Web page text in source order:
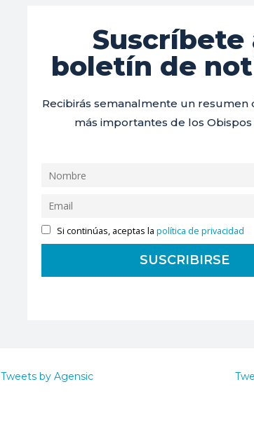
Suscríbete
boletín de
Recibirás semanalmente un resumen
más importantes de los
Si continúas, aceptas lapolítica de privacidad
Tweets by Agensic